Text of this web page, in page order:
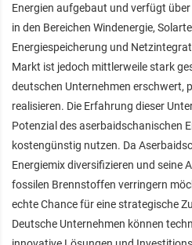
Energien aufgebaut und verfügt
in den Bereichen Windenergie,
Energiespeicherung und
Markt ist jedoch mittlerweile stark
deutschen Unternehmen erschwert,
realisieren. Die Erfahrung dieser
Potenzial des aserbaidschanischen
kostengünstig nutzen. Da
Energiemix diversifizieren und seine
fossilen Brennstoffen verringern
echte Chance für eine strategische
Deutsche Unternehmen können